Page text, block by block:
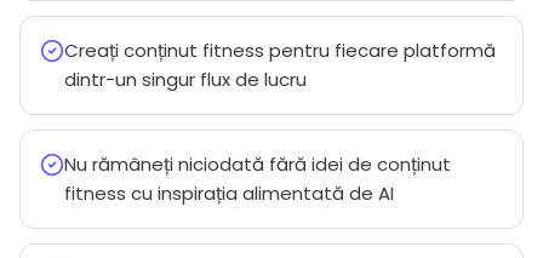
Creați conținut fitness pentru fiecare platformă
dintr-un singur flux de lucru
Nu rămâneți niciodată fără idei de conținut
fitness cu inspirația alimentată de AI